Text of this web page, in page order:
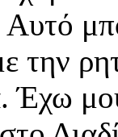
Αυτό
την
Έχω